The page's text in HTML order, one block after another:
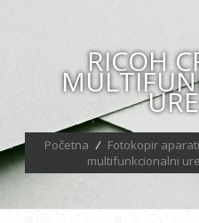
RICOH
Početna / Fotokopir
multifunkcionalni